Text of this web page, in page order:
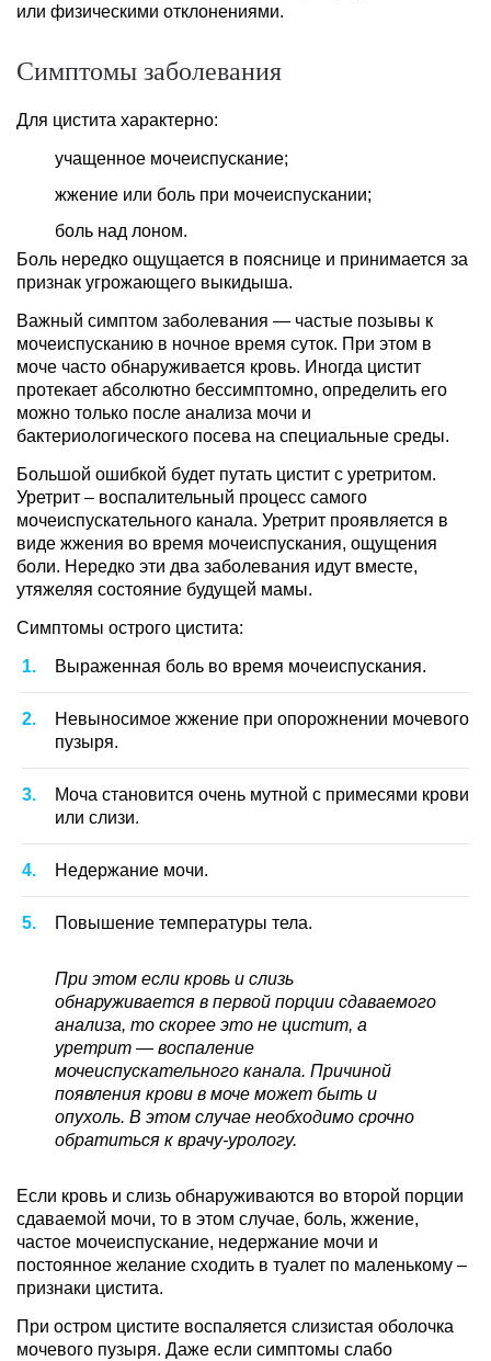
или физическими отклонениями.
Симптомы заболевания
Для цистита характерно:
учащенное мочеиспускание;
жжение или боль при мочеиспускании;
боль над лоном.
Боль нередко ощущается в пояснице и принимается за
признак угрожающего выкидыша.
Важный симптом заболевания — частые позывы к
мочеиспусканию в ночное время суток. При этом в
моче часто обнаруживается кровь. Иногда цистит
протекает абсолютно бессимптомно, определить его
можно только после анализа мочи и
бактериологического посева на специальные среды.
Большой ошибкой будет путать цистит с уретритом.
Уретрит – воспалительный процесс самого
мочеиспускательного канала. Уретрит проявляется в
виде жжения во время мочеиспускания, ощущения
боли. Нередко эти два заболевания идут вместе,
утяжеляя состояние будущей мамы.
Симптомы острого цистита:
Выраженная боль во время мочеиспускания.
Невыносимое жжение при опорожнении мочевого
пузыря.
Моча становится очень мутной с примесями крови
или слизи.
Недержание мочи.
Повышение температуры тела.
При этом если кровь и слизь
обнаруживается в первой порции сдаваемого
анализа, то скорее это не цистит, а
уретрит — воспаление
мочеиспускательного канала. Причиной
появления крови в моче может быть и
опухоль. В этом случае необходимо срочно
обратиться к врачу-урологу.
Если кровь и слизь обнаруживаются во второй порции
сдаваемой мочи, то в этом случае, боль, жжение,
частое мочеиспускание, недержание мочи и
постоянное желание сходить в туалет по маленькому –
признаки цистита.
При остром цистите воспаляется слизистая оболочка
мочевого пузыря. Даже если симптомы слабо